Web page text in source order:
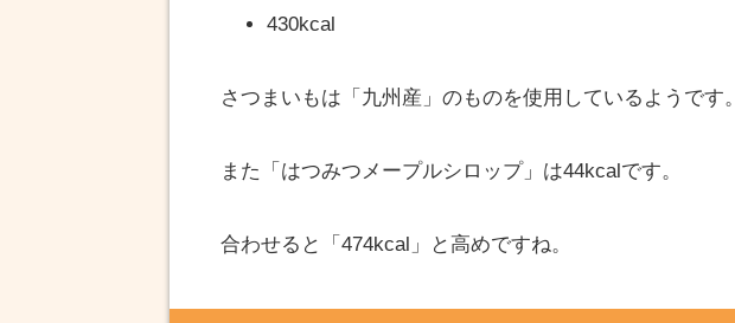
430kcal
さつまいもは「九州産」のものを使用しているようです。
また「はつみつメープルシロップ」は44kcalです。
合わせると「474kcal」と高めですね。